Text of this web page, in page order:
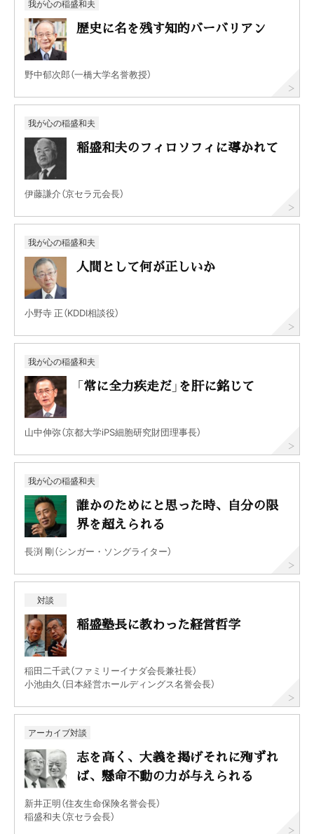
我が心の稲盛和夫
歴史に名を残す知的バーバリアン
野中郁次郎（一橋大学名誉教授）
我が心の稲盛和夫
稲盛和夫のフィロソフィに導かれて
伊藤謙介（京セラ元会長）
我が心の稲盛和夫
人間として何が正しいか
小野寺 正（KDDI相談役）
我が心の稲盛和夫
「常に全力疾走だ」を肝に銘じて
山中伸弥（京都大学iPS細胞研究財団理事長）
我が心の稲盛和夫
誰かのためにと思った時、自分の限
界を超えられる
長渕 剛（シンガー・ソングライター）
対談
稲盛塾長に教わった経営哲学
稲田二千武（ファミリーイナダ会長兼社長）
小池由久（日本経営ホールディングス名誉会長）
アーカイブ対談
志を高く、大義を掲げそれに殉ずれ
ば、懸命不動の力が与えられる
新井正明（住友生命保険名誉会長）
稲盛和夫（京セラ会長）